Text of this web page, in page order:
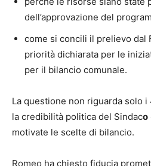
dell’approvazione del
come si concili il prelievo dal
priorità dichiarata per le
per il bilancio comunale.
La questione non riguarda solo
la credibilità politica del Sindaco
motivate le scelte di bilancio.
Romeo ha chiesto fiducia